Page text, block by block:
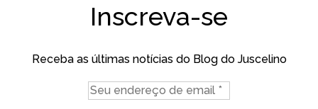
Inscreva-se
Receba as últimas notícias do Blog do Juscelino